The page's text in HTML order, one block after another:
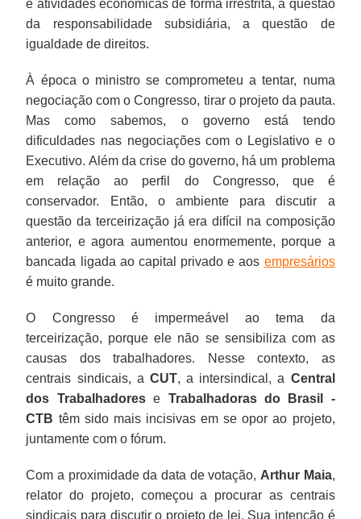
e atividades econômicas de forma irrestrita, a questão
da responsabilidade subsidiária, a questão de
igualdade de direitos.
À época o ministro se comprometeu a tentar, numa
negociação com o Congresso, tirar o projeto da pauta.
Mas como sabemos, o governo está tendo
dificuldades nas negociações com o Legislativo e o
Executivo. Além da crise do governo, há um problema
em relação ao perfil do Congresso, que é
conservador. Então, o ambiente para discutir a
questão da terceirização já era difícil na composição
anterior, e agora aumentou enormemente, porque a
bancada ligada ao capital privado e aos empresários
é muito grande.
O Congresso é impermeável ao tema da
terceirização, porque ele não se sensibiliza com as
causas dos trabalhadores. Nesse contexto, as
centrais sindicais, a CUT, a intersindical, a Central
dos Trabalhadorese Trabalhadoras do Brasil -
CTB têm sido mais incisivas em se opor ao projeto,
juntamente com o fórum.
Com a proximidade da data de votação, Arthur Maia,
relator do projeto, começou a procurar as centrais
sindicais para discutir o projeto de lei. Sua intenção é